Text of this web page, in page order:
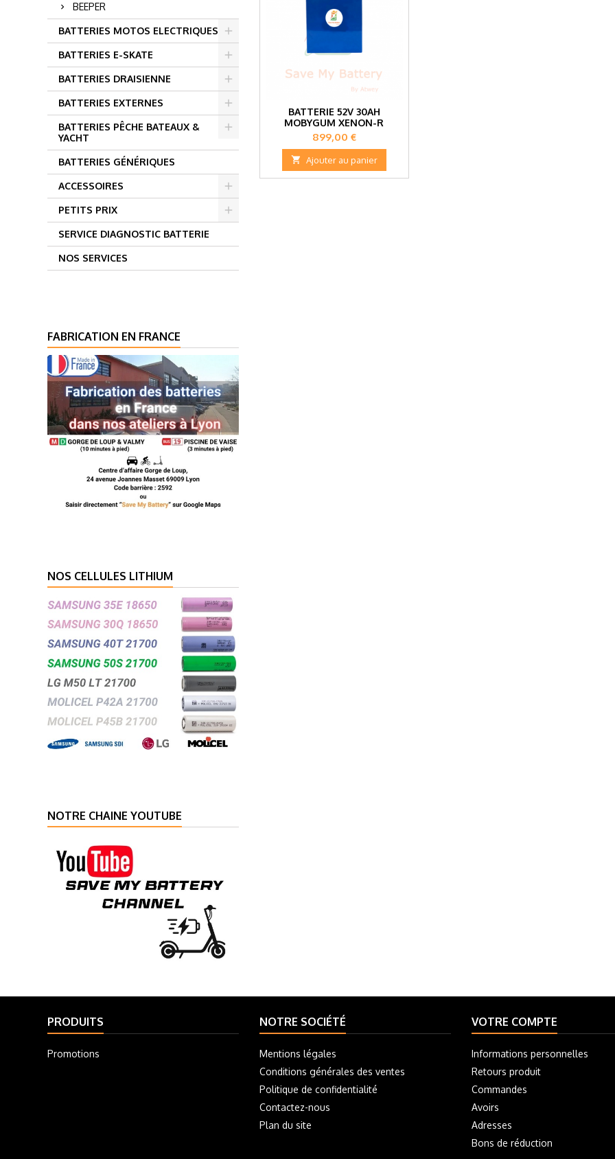
BEEPER
BATTERIES MOTOS ELECTRIQUES
BATTERIES E-SKATE
BATTERIES DRAISIENNE
BATTERIES EXTERNES
BATTERIES PÊCHE BATEAUX &
YACHT
BATTERIES GÉNÉRIQUES
ACCESSOIRES
PETITS PRIX
SERVICE DIAGNOSTIC BATTERIE
NOS SERVICES
FABRICATION EN FRANCE
NOS CELLULES LITHIUM
NOTRE CHAINE YOUTUBE
BATTERIE 52V 30AH
MOBYGUM XENON-R
Prix
899,00 €
 Ajouter au panier
PRODUITS
Promotions
NOTRE SOCIÉTÉ
Mentions légales
Conditions générales des ventes
Politique de confidentialité
Contactez-nous
Plan du site
VOTRE COMPTE
Informations personnelles
Retours produit
Commandes
Avoirs
Adresses
Bons de réduction